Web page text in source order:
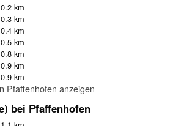
Platz
0.2 km
0.3 km
0.4 km
0.5 km
0.8 km
0.9 km
0.9 km
Pfaffenhofen anzeigen
bei Pfaffenhofen